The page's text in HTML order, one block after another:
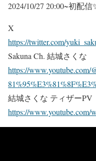
2024/10/27 20:00~初配信
X
https://twitter.com/
Sakuna Ch. 結城さくな
https://www.youtube.com/
結城さくな ティザーPV
https://www.youtube.com/